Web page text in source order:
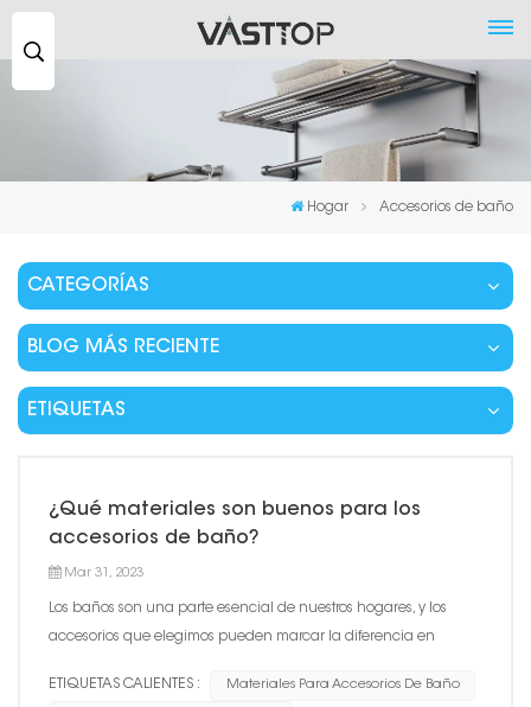
Hogar Accesorios de baño
CATEGORÍAS
BLOG MÁS RECIENTE
ETIQUETAS
¿Qué materiales son buenos para los
accesorios de baño?
Mar 31, 2023
Los baños son una parte esencial de nuestros hogares, y los
accesorios que elegimos pueden marcar la diferencia en
ETIQUETAS CALIENTES : Materiales Para Accesorios De Baño